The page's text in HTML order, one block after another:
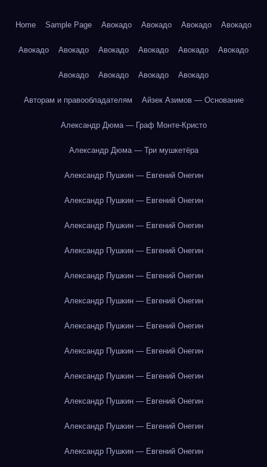
Home Sample Page Авокадо Авокадо Авокадо Авокадо
Авокадо Авокадо Авокадо Авокадо Авокадо Авокадо
Авокадо Авокадо Авокадо Авокадо
Авторам и правообладателям Айзек Азимов — Основание
Александр Дюма — Граф Монте-Кристо
Александр Дюма — Три мушкетёра
Александр Пушкин — Евгений Онегин
Александр Пушкин — Евгений Онегин
Александр Пушкин — Евгений Онегин
Александр Пушкин — Евгений Онегин
Александр Пушкин — Евгений Онегин
Александр Пушкин — Евгений Онегин
Александр Пушкин — Евгений Онегин
Александр Пушкин — Евгений Онегин
Александр Пушкин — Евгений Онегин
Александр Пушкин — Евгений Онегин
Александр Пушкин — Евгений Онегин
Александр Пушкин — Евгений Онегин